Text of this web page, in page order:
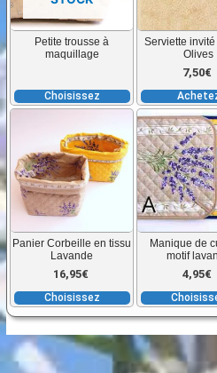
Petite trousse à
maquillage
Choisissez
variations.
Les
être
choisies
sur
la
page
du
produit
Serviette
Olives
7,50€
Panier Corbeille en tissu
Lavande
16,95€
Choisissez
Ce
produit
a
plusieurs
variations.
Les
options
être
choisies
sur
la
Manique de
motif
4,95€